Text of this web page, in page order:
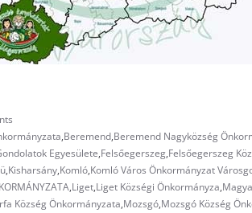
,Beremend,Beremend Nagyközség
Egyesülete,Felsőegerszeg,Felsőegerszeg
,Kisharsány,Komló,Komló Város Önkormányzat
,Liget,Liget Községi Önkormányza,
Község Önkormányzata,Mozsgó,Mozsgó Község